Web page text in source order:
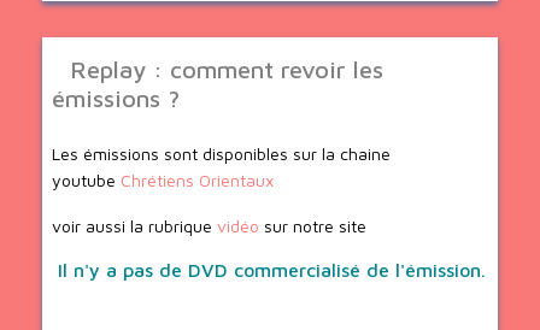
Replay : comment revoir les
émissions ?
Les émissions sont disponibles sur la chaine
youtube Chrétiens Orientaux
voir aussi la rubrique vidéo sur notre site
Il n'y a pas de DVD commercialisé de l'émission.